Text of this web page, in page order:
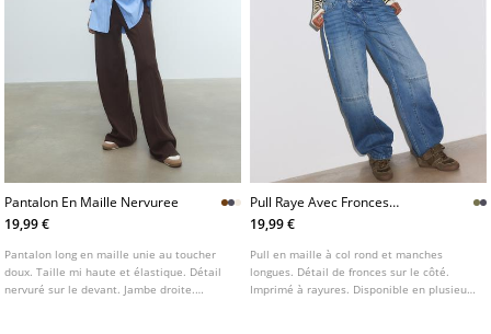
Pantalon En Maille Nervuree
19,99 €
Pantalon long en maille unie au toucher
doux. Taille mi haute et élastique. Détail
nervuré sur le devant. Jambe droite.
Pull Raye Avec Fronces
Laterales
19,99 €
Pull en maille à col rond et manches
longues. Détail de fronces sur le côté.
Imprimé à rayures. Disponible en plusieurs